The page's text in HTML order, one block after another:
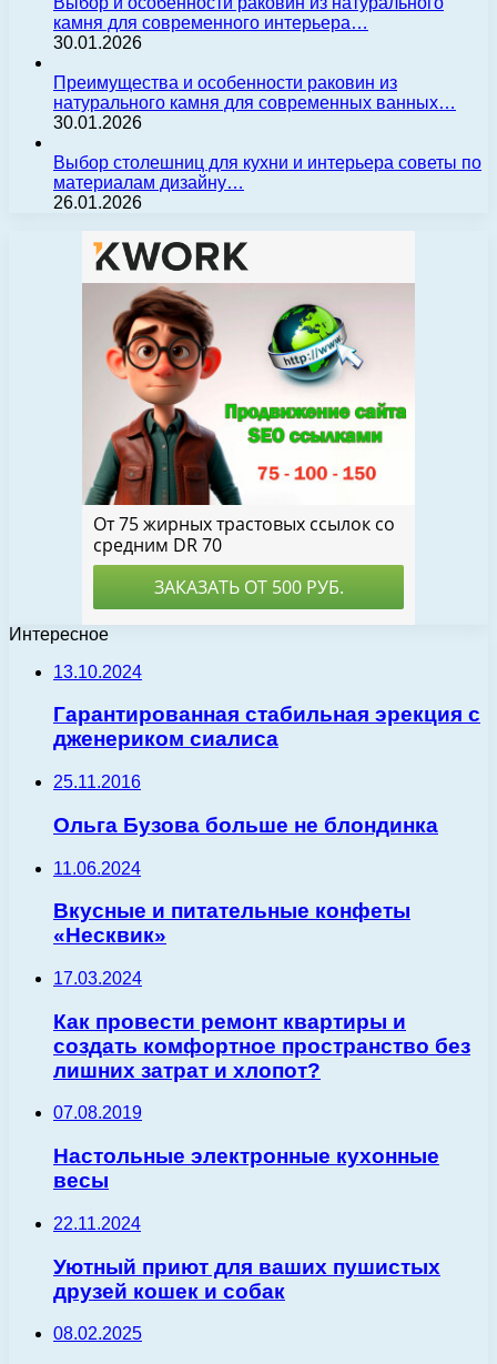
камня для современного интерьера…
30.01.2026
Преимущества и особенности раковин из
натурального камня для современных ванных…
30.01.2026
Выбор столешниц для кухни и интерьера советы по
материалам дизайну…
26.01.2026
Интересное
13.10.2024
Гарантированная стабильная эрекция с
дженериком сиалиса
25.11.2016
Ольга Бузова больше не блондинка
11.06.2024
Вкусные и питательные конфеты
«Несквик»
17.03.2024
Как провести ремонт квартиры и
создать комфортное пространство без
лишних затрат и хлопот?
07.08.2019
Настольные электронные кухонные
весы
22.11.2024
Уютный приют для ваших пушистых
друзей кошек и собак
08.02.2025